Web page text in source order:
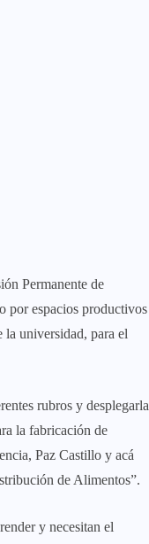
Permanente de
por espacios productivos
la universidad, para el
rubros y desplegarla
la fabricación de
Paz Castillo y acá
de Alimentos”.
y necesitan el